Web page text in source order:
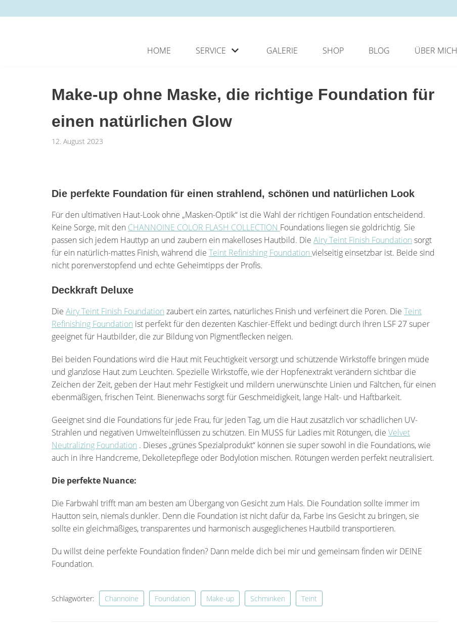
HOME
SERVICE GALERIE SHOP BLOG ÜBER MICH
Make-up ohne Maske, die richtige Foundation für
einen natürlichen Glow
12. August 2023
Die perfekte Foundation für einen strahlend, schönen und natürlichen Look
Für den ultimativen Haut-Look ohne „Masken-Optik“ ist die Wahl der richtigen Foundation entscheidend.
Keine Sorge, mit den CHANNOINE COLOR FLASH COLLECTION Foundations liegen sie goldrichtig. Sie
passen sich jedem Hauttyp an und zaubern ein makelloses Hautbild. Die Airy Teint Finish Foundation sorgt
für ein natürlich-mattes Finish, während die Teint Refinishing Foundation vielseitig einsetzbar ist. Beide sind
nicht porenverstopfend und echte Geheimtipps der Profis.
Deckkraft Deluxe
Die Airy Teint Finish Foundation zaubert ein zartes, natürliches Finish und verfeinert die Poren. Die Teint
Refinishing Foundation ist perfekt für den dezenten Kaschier-Effekt und bedingt durch ihren LSF 27 super
geeignet für Hautbilder, die zur Bildung von Pigmentflecken neigen.
Bei beiden Foundations wird die Haut mit Feuchtigkeit versorgt und schützende Wirkstoffe bringen müde
und glanzlose Haut zum Leuchten. Spezielle Wirkstoffe, wie der Hopfenextrakt verändern sichtbar die
Zeichen der Zeit, geben der Haut mehr Festigkeit und mildern unerwünschte Linien und Fältchen, für einen
ebenmäßigen, frischen Teint. Bienenwachs sorgt für Geschmeidigkeit, lange Halt- und Haftbarkeit.
Geeignet sind die Foundations für jede Frau, für jeden Tag, um die Haut zusätzlich vor schädlichen UV-
Strahlen und negativen Umwelteinflüssen zu schützen. Ein MUSS für Ladies mit Rötungen, die Velvet
Neutralizing Foundation . Dieses „grünes Spezialprodukt“ können sie super sowohl in die Foundations, wie
auch in ihre Handcreme, Dekolletepflege oder Bodylotion mischen. Rötungen werden perfekt neutralisiert.
Die perfekte Nuance:
Die Farbwahl trifft man am besten am Übergang von Gesicht zum Hals. Die Foundation sollte immer im
Hautton sein, niemals dunkler. Denn die Foundation ist nicht dafür da, Farbe ins Gesicht zu bringen, sie
sollte ein gleichmäßiges, transparentes und harmonisch ausgeglichenes Hautbild transportieren.
Du willst deine perfekte Foundation finden? Dann melde dich bei mir und gemeinsam finden wir DEINE
Foundation.
Schlagwörter: Channoine Foundation Make-up Schminken Teint